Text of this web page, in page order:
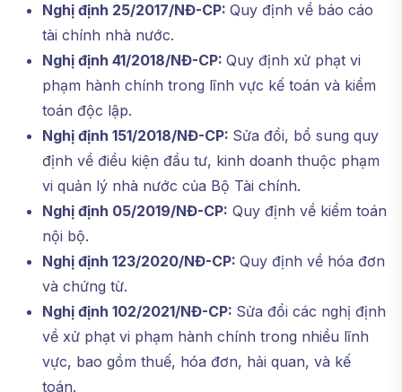
Nghị định 25/2017/NĐ-CP: Quy định về báo cáo
tài chính nhà nước.
Nghị định 41/2018/NĐ-CP: Quy định xử phạt vi
phạm hành chính trong lĩnh vực kế toán và kiểm
toán độc lập.
Nghị định 151/2018/NĐ-CP: Sửa đổi, bổ sung quy
định về điều kiện đầu tư, kinh doanh thuộc phạm
vi quản lý nhà nước của Bộ Tài chính.
Nghị định 05/2019/NĐ-CP: Quy định về kiểm toán
nội bộ.
Nghị định 123/2020/NĐ-CP: Quy định về hóa đơn
và chứng từ.
Nghị định 102/2021/NĐ-CP: Sửa đổi các nghị định
về xử phạt vi phạm hành chính trong nhiều lĩnh
vực, bao gồm thuế, hóa đơn, hải quan, và kế
toán.